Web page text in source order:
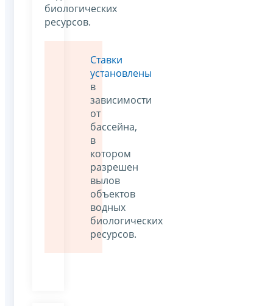
биологических
ресурсов.
Ставки
установлены
в
зависимости
от
бассейна,
в
котором
разрешен
вылов
объектов
водных
биологических
ресурсов.